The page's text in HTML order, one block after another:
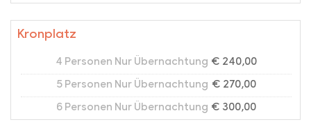
Kronplatz
4 Personen Nur Übernachtung € 240,00
5 Personen Nur Übernachtung € 270,00
6 Personen Nur Übernachtung € 300,00